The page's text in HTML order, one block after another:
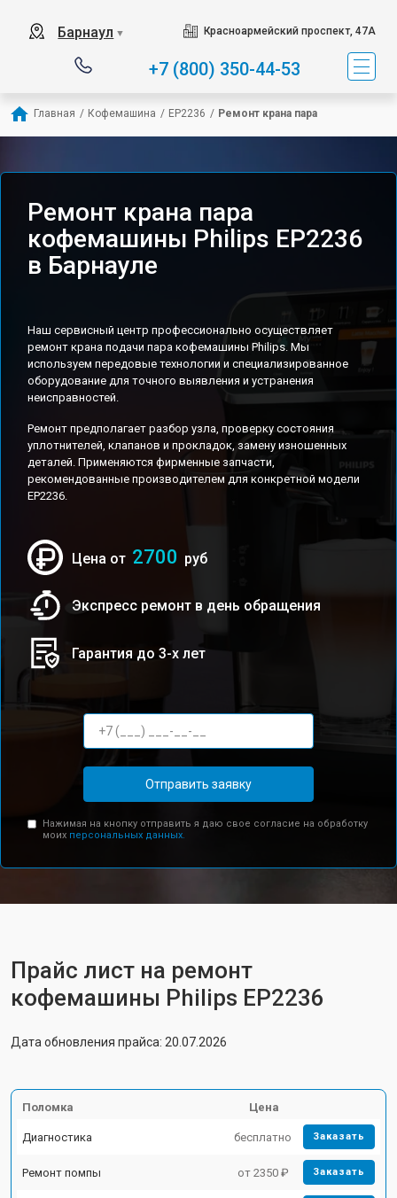
Барнаул ▼ Красноармейский проспект, 47А
+7 (800) 350-44-53
Главная / Кофемашина / EP2236 / Ремонт крана пара
Ремонт крана пара
кофемашины Philips EP2236
в Барнауле
Наш сервисный центр профессионально осуществляет
ремонт крана подачи пара кофемашины Philips. Мы
используем передовые технологии и специализированное
оборудование для точного выявления и устранения
неисправностей.
Ремонт предполагает разбор узла, проверку состояния
уплотнителей, клапанов и прокладок, замену изношенных
деталей. Применяются фирменные запчасти,
рекомендованные производителем для конкретной модели
EP2236.
Цена от 2700 руб
Экспресс ремонт в день обращения
Гарантия до 3-х лет
Отправить заявку
Нажимая на кнопку отправить я даю свое согласие на обработку
моих персональных данных.
Прайс лист на ремонт
кофемашины Philips EP2236
Дата обновления прайса: 20.07.2026
Поломка Цена
Диагностика бесплатно Заказать
Ремонт помпы от 2350 ₽ Заказать